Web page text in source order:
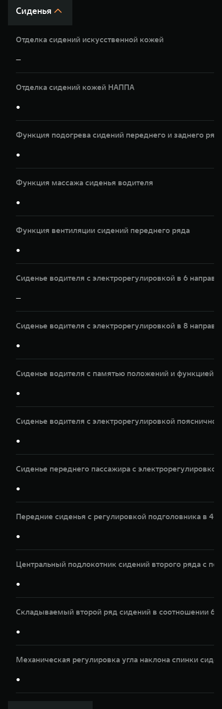
Сиденья
Отделка сидений искусственной кожей
—
Отделка сидений кожей НАППА
●
Функция подогрева сидений переднего и заднего
●
Функция массажа сиденья водителя
●
Функция вентиляции сидений переднего ряда
●
Сиденье водителя с электрорегулировкой в 6
—
Сиденье водителя с электрорегулировкой в 8
●
Сиденье водителя с памятью положений и функцией
●
Сиденье водителя с электрорегулировкой
●
Сиденье переднего пассажира с
●
Передние сиденья с регулировкой подголовника в 4
●
Центральный подлокотник сидений второго ряда с
●
Складываемый второй ряд сидений в соотношении
●
Механическая регулировка угла наклона спинки
●